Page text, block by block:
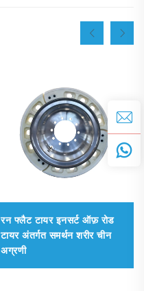
रन फ्लैट टायर इनसर्ट ऑफ़ रोड
टायर अंतर्गत समर्थन शरीर चीन
अग्रणी